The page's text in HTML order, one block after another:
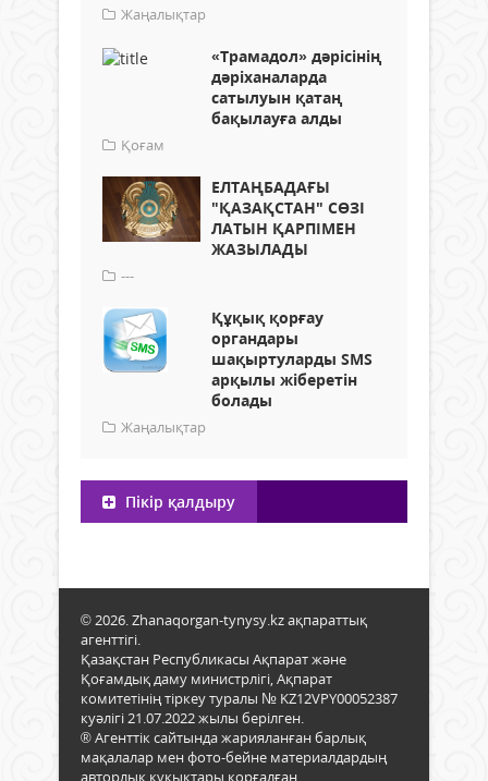
Жаңалықтар
«Трамадол» дәрісінің
дәріханаларда
сатылуын қатаң
бақылауға алды
Қоғам
ЕЛТАҢБАДАҒЫ
"ҚАЗАҚСТАН" СӨЗІ
ЛАТЫН ҚАРПІМЕН
ЖАЗЫЛАДЫ
---
Құқық қорғау
органдары
шақыртуларды SMS
арқылы жіберетін
болады
Жаңалықтар
Пікір қалдыру
© 2026. Zhanaqorgan-tynysy.kz ақпараттық
агенттігі.
Қазақстан Республикасы Ақпарат және
Қоғамдық даму министрлігі, Ақпарат
комитетінің тіркеу туралы № KZ12VPY00052387
куәлігі 21.07.2022 жылы берілген.
® Агенттік сайтында жарияланған барлық
мақалалар мен фото-бейне материалдардың
авторлық құқықтары қорғалған.